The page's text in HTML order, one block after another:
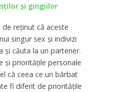
şi gingiilor
reținut că aceste
singur sex și indivizi
și căuta la un partener.
și prioritățile personale
că ceea ce un bărbat
fi diferit de prioritățile